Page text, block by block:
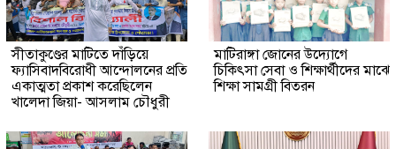
সীতাকুণ্ডের মাটিতে দাঁড়িয়ে
ফ্যাসিবাদবিরোধী আন্দোলনের প্রতি
একাত্মতা প্রকাশ করেছিলেন
খালেদা জিয়া- আসলাম চৌধুরী
মাটিরাঙ্গা জোনের উদ্যোগে
চিকিৎসা সেবা ও শিক্ষার্থীদের মাঝে
শিক্ষা সামগ্রী বিতরন